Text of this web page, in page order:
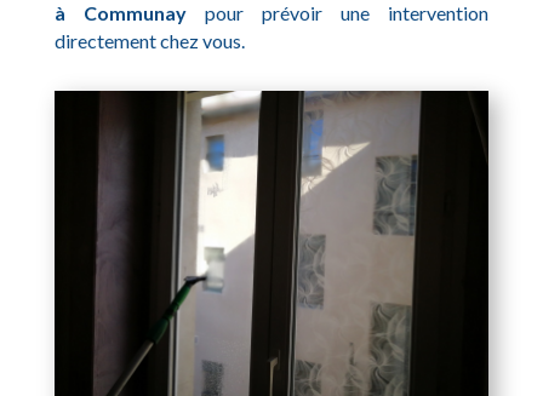
à Communaypour prévoir une intervention
directement chez vous.